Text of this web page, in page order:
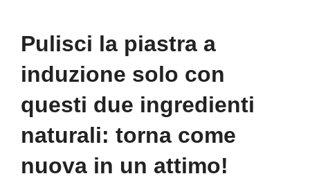
Pulisci la piastra a
induzione solo con
questi due ingredienti
naturali: torna come
nuova in un attimo!